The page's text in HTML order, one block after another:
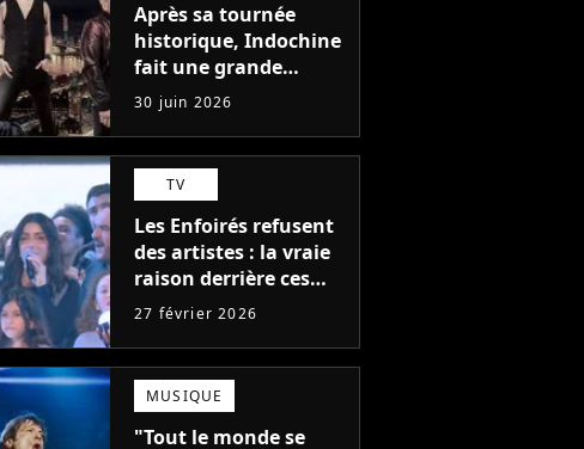
Après sa tournée
historique, Indochine
fait une grande
annonce que
personne n'attendait
30 juin 2026
TV
Les Enfoirés refusent
des artistes : la vraie
raison derrière ces
recalés du casting
27 février 2026
MUSIQUE
"Tout le monde se